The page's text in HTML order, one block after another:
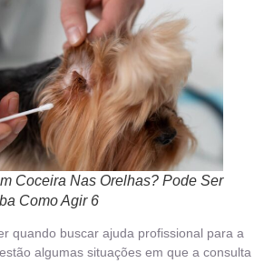
Coceira Nas Orelhas? Pode Ser
Como Agir 6
quando buscar ajuda profissional para a
algumas situações em que a consulta